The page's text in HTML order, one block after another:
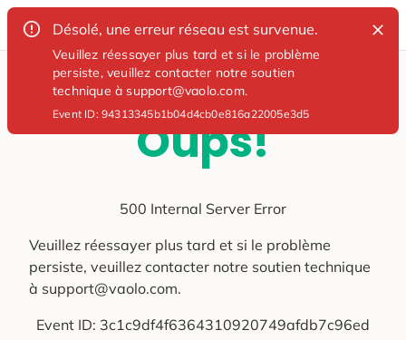
Désolé, une erreur réseau est survenue.
Veuillez réessayer plus tard et si le problème
persiste, veuillez contacter notre soutien
technique à support@vaolo.com.
Event ID:94313345b1b04d4cb0e816a22005e3d5
Oups!
500 Internal Server Error
Veuillez réessayer plus tard et si le problème
persiste, veuillez contacter notre soutien technique
à support@vaolo.com.
Event ID: 3c1c9df4f6364310920749afdb7c96ed